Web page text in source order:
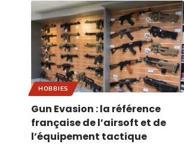
HOBBIES
Gun Evasion : la référence
française de l’airsoft et de
l’équipement tactique